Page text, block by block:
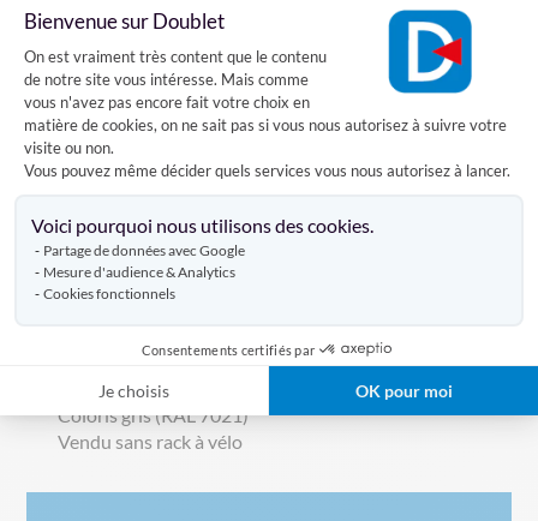
Bienvenue sur Doublet
Plateforme de Gestion du
On est vraiment très content que le contenu
de notre site vous intéresse. Mais comme
vous n'avez pas encore fait votre choix en
matière de cookies, on ne sait pas si vous nous autorisez à suivre votre
visite ou non.
Vous pouvez même décider quels services vous nous autorisez à lancer.
Voici pourquoi nous utilisons des cookies.
Partage de données avec Google
Mesure d'audience & Analytics
Cookies fonctionnels
Consentements certifiés par
Je choisis OK pour moi
Profondeur : 2,45 m
Hauteur : 2,69 m
Dimensions utiles :
Largeur : 3 m
Profondeur : 2,06 m
Hauteur : 2,12 m
Vous avez la possibilité d'ajouter des éléments
suivantspour doubler la capacité de l'abri
vélos et 4 motos ou scooters.
Poids modèle suivant : 255 kg
Coloris gris (RAL 7021)
Vendu sans rack à vélo